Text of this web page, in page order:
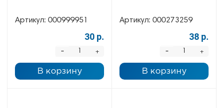
Артикул: 000999951
30 р.
+
-
В корзину
Артикул: 000273259
38 р.
+
-
В корзину